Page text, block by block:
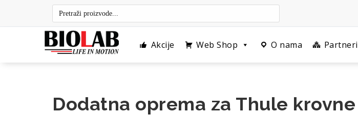
content
Akcije Web Shop O nama Partneri
Dodatna oprema za Thule